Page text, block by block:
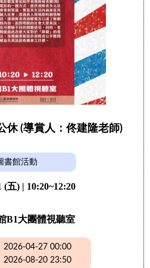
休 (導賞人：佟建隆老師)
書館活動
(五) | 10:20~12:20
B1大團體視聽室
2026-04-27 00:00
2026-08-20 23:50